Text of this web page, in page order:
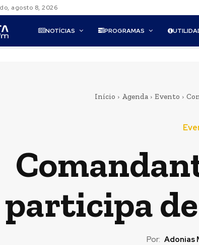
agosto 8, 2026
NOTÍCIAS PROGRAMAS
Início Agenda Evento
participa
Por: Adonias